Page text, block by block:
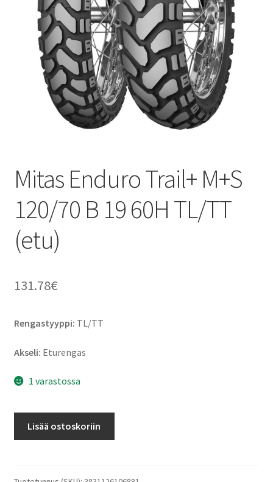
Mitas Enduro Trail+ M+S
120/70 B 19 60H TL/TT
(etu)
131.78€
Rengastyyppi: TL/TT
Akseli: Eturengas
1 varastossa
Lisää ostoskoriin